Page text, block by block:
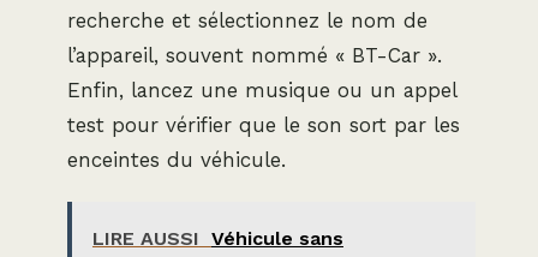
recherche et sélectionnez le nom de
l’appareil, souvent nommé « BT-Car ».
Enfin, lancez une musique ou un appel
test pour vérifier que le son sort par les
enceintes du véhicule.
LIRE AUSSI Véhicule sans